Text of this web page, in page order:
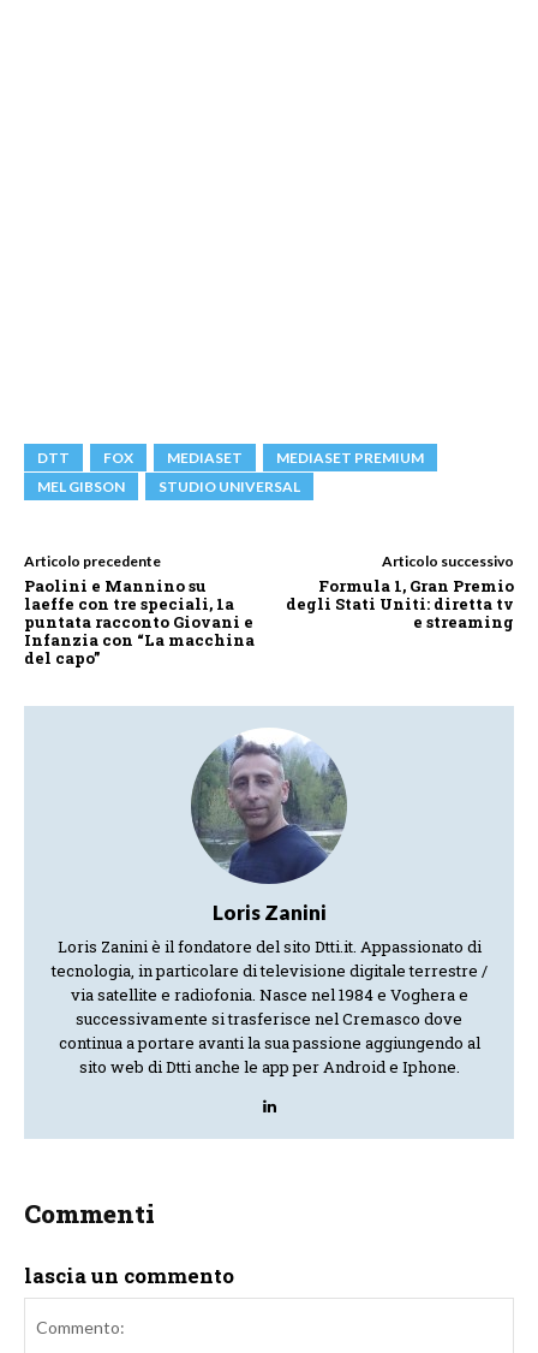
DTT FOX MEDIASET
MEDIASET PREMIUM
MEL GIBSON
STUDIO UNIVERSAL
Articolo precedente
Paolini e Mannino su
laeffe con tre speciali, 1a
puntata racconto Giovani e
Infanzia con “La macchina
del capo”
Articolo successivo
Formula 1, Gran Premio
degli Stati Uniti: diretta tv
e streaming
Loris Zanini
Loris Zanini è il fondatore del sito Dtti.it. Appassionato di
tecnologia, in particolare di televisione digitale terrestre /
via satellite e radiofonia. Nasce nel 1984 e Voghera e
successivamente si trasferisce nel Cremasco dove
continua a portare avanti la sua passione aggiungendo al
sito web di Dtti anche le app per Android e Iphone.
Commenti
lascia un commento